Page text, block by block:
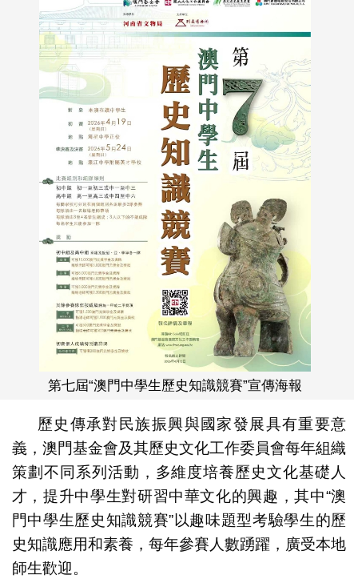
第七屆“澳門中學生歷史知識競賽”宣傳海報
歷史傳承對民族振興與國家發展具有重要意
義，澳門基金會及其歷史文化工作委員會每年組織
策劃不同系列活動，多維度培養歷史文化基礎人
才，提升中學生對研習中華文化的興趣，其中“澳
門中學生歷史知識競賽”以趣味題型考驗學生的歷
史知識應用和素養，每年參賽人數踴躍，廣受本地
師生歡迎。